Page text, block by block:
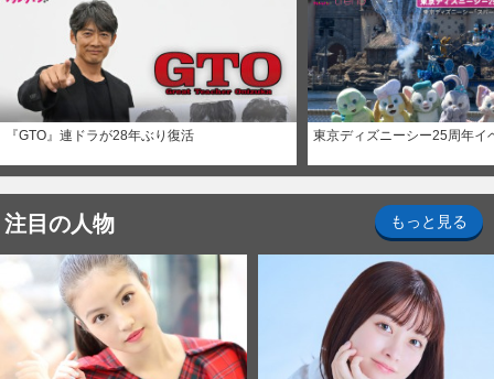
『GTO』連ドラが28年ぶり復活 東京ディズニーシー25周年イ
注目の人物 もっと見る